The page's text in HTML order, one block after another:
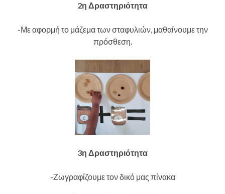
2η Δραστηριότητα
-Με αφορμή το μάζεμα των σταφυλιών, μαθαίνουμε την
πρόσθεση.
3η Δραστηριότητα
-Ζωγραφίζουμε τον δικό μας πίνακα